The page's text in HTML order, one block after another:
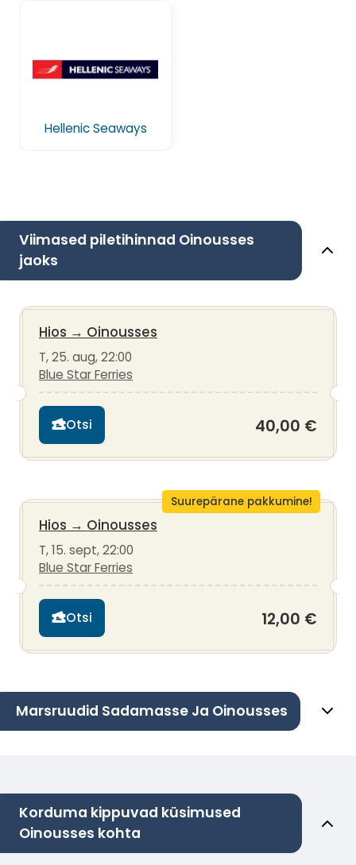
Hellenic Seaways
Viimased piletihinnad Oinousses
jaoks
Hios → Oinousses
T, 25. aug, 22:00
Blue Star Ferries
Otsi 40,00 €
Suurepärane pakkumine!
Hios → Oinousses
T, 15. sept, 22:00
Blue Star Ferries
Otsi 12,00 €
Marsruudid Sadamasse Ja Oinousses
Korduma kippuvad küsimused
Oinousses kohta